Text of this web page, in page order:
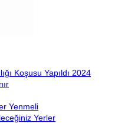
Koşusu Yapıldı 2024
Yenmeli
Yerler